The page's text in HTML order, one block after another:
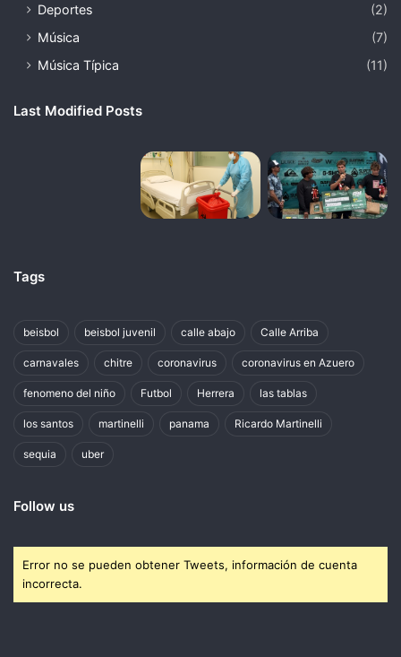
Deportes
(2)
Música
(7)
Música Típica
(11)
Last Modified Posts
Tags
beisbol beisbol juvenil calle abajo Calle Arriba
carnavales chitre coronavirus coronavirus en Azuero
fenomeno del niño Futbol Herrera las tablas
los santos martinelli panama Ricardo Martinelli
sequia uber
Follow us
Error no se pueden obtener Tweets, información de cuenta
incorrecta.